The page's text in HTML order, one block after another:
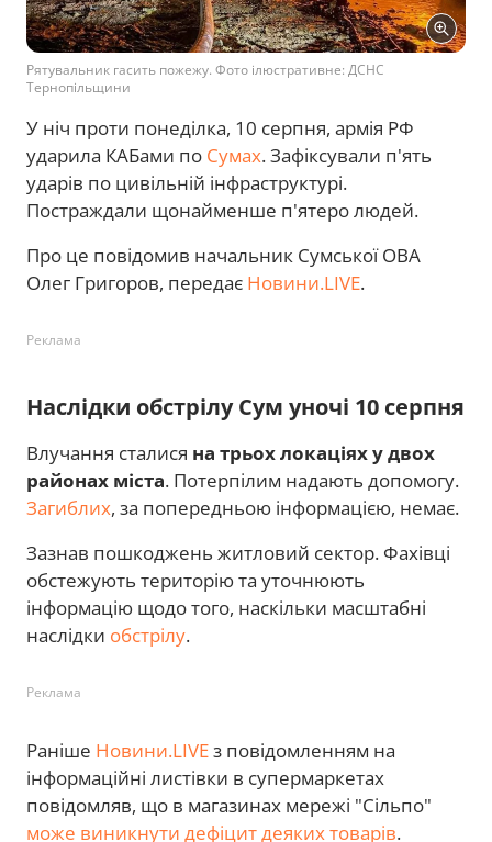
Рятувальник гасить пожежу. Фото ілюстративне: ДСНС
Тернопільщини
У ніч проти понеділка, 10 серпня, армія РФ
ударила КАБами по Сумах. Зафіксували п'ять
ударів по цивільній інфраструктурі.
Постраждали щонайменше п'ятеро людей.
Про це повідомив начальник Сумської ОВА
Олег Григоров, передає Новини.LIVE.
Реклама
Наслідки обстрілу Сум уночі 10 серпня
Влучання сталися на трьох локаціях у двох
районах міста. Потерпілим надають допомогу.
Загиблих, за попередньою інформацією, немає.
Зазнав пошкоджень житловий сектор. Фахівці
обстежують територію та уточнюють
інформацію щодо того, наскільки масштабні
наслідки обстрілу.
Реклама
Раніше Новини.LIVEз повідомленням на
інформаційні листівки в супермаркетах
повідомляв, що в магазинах мережі "Сільпо"
може виникнути дефіцит деяких товарів.